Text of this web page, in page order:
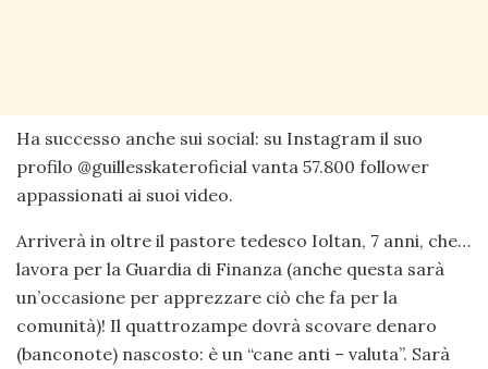
Ha successo anche sui social: su Instagram il suo
profilo @guillesskateroficial vanta 57.800 follower
appassionati ai suoi video.
Arriverà in oltre il pastore tedesco Ioltan, 7 anni, che…
lavora per la Guardia di Finanza (anche questa sarà
un’occasione per apprezzare ciò che fa per la
comunità)! Il quattrozampe dovrà scovare denaro
(banconote) nascosto: è un “cane anti – valuta”. Sarà